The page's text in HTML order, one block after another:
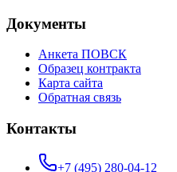
Документы
Анкета ПОВСК
Образец контракта
Карта сайта
Обратная связь
Контакты
+7 (495) 280-04-12